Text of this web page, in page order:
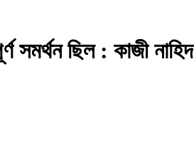
সমর্থন ছিল : কাজী নাহিদ